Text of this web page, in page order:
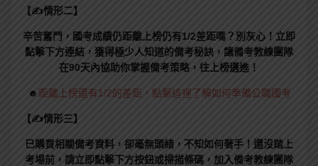
【✍情形二】
辛苦奮鬥，國考成績仍距離上榜仍有1/2差距嗎？別灰心！立即
點擊下方連結，獲得極少人知道的備考秘訣，讓備考教練團隊
在90天內協助你掌握備考策略，往上榜邁進！
☻ 距離上榜還有1/2的差距，點擊這裡了解如何準備公職國考
【✍情形三】
已購買相關備考資料，卻毫無頭緒，不知如何著手！還沒踏上
考場前，請立即點擊下方按鈕或掃描條碼，加入備考教練團隊